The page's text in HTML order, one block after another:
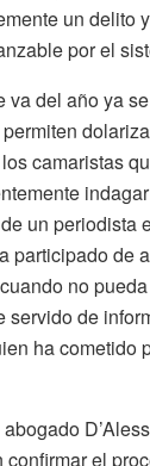
un delito
por el
va del año ya
camaristas
un periodista
participado de
no
servido de
ha cometido
el